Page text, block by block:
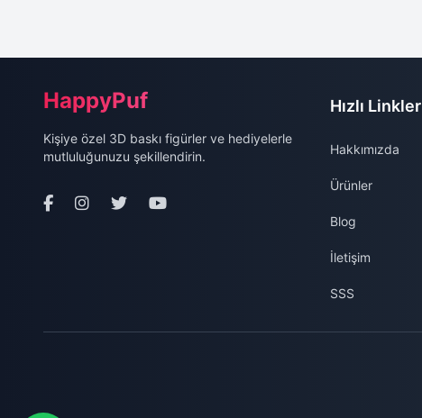
HappyPuf
Kişiye özel 3D baskı figürler ve hediyelerle
mutluluğunuzu şekillendirin.
Hızlı Linkler
Hakkımızda
Ürünler
Blog
İletişim
SSS